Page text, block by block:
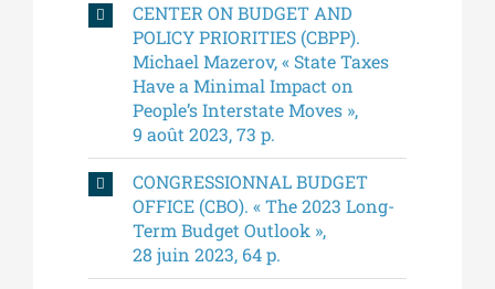
CENTER ON BUDGET AND
POLICY PRIORITIES (CBPP).
Michael Mazerov, « State Taxes
Have a Minimal Impact on
People’s Interstate Moves »,
9 août 2023, 73 p.
CONGRESSIONNAL BUDGET
OFFICE (CBO). « The 2023 Long-
Term Budget Outlook »,
28 juin 2023, 64 p.